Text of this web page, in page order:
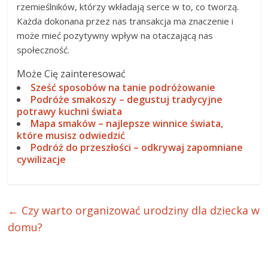
rzemieślników, którzy wkładają serce w to, co tworzą.
Każda dokonana przez nas transakcja ma znaczenie i
może mieć pozytywny wpływ na otaczającą nas
społeczność.
Może Cię zainteresować
Sześć sposobów na tanie podróżowanie
Podróże smakoszy – degustuj tradycyjne
potrawy kuchni świata
Mapa smaków – najlepsze winnice świata,
które musisz odwiedzić
Podróż do przeszłości – odkrywaj zapomniane
cywilizacje
← Czy warto organizować urodziny dla dziecka w
domu?